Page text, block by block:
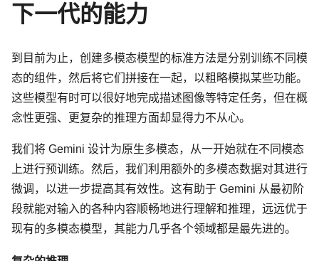
下一代的能力
到目前为止，创建多模态模型的标准方法是分别训练不同模
态的组件，然后将它们拼接在一起，以粗略模拟某些功能。
这些模型有时可以很好地完成描述图像等特定任务，但在概
念性更强、更复杂的推理方面却显得力不从心。
我们将 Gemini 设计为原生多模态，从一开始就在不同模态
上进行预训练。然后，我们利用额外的多模态数据对其进行
微调，以进一步提高其有效性。这有助于 Gemini 从最初阶
段就能对输入的各种内容顺畅地进行理解和推理，远远优于
现有的多模态模型，其能力几乎各个领域都是最先进的。